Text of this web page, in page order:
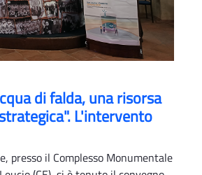
di falda, una risorsa
L'intervento
presso il Complesso Monumentale